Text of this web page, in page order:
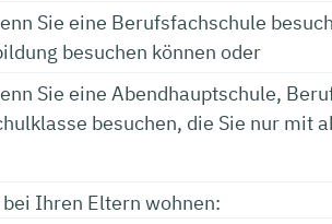
Sie eine Berufsfachschule
besuchen können oder
Sie eine Abendhauptschule,
besuchen, die Sie nur mit
Ihren Eltern wohnen: